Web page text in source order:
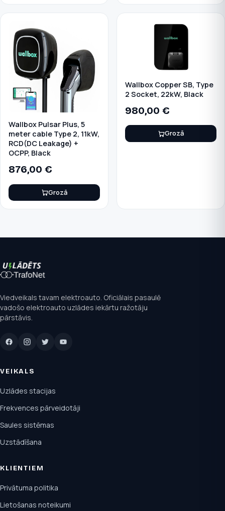
Wallbox Pulsar Plus, 5
meter cable Type 2, 11kW,
RCD(DC Leakage) +
OCPP, Black
876,00 €
Grozā
Wallbox Copper SB, Type
2 Socket, 22kW, Black
980,00 €
Grozā
Viedveikals tavam elektroauto. Oficiālais pasaulē
vadošo elektroauto uzlādes iekārtu ražotāju
pārstāvis.
VEIKALS
Uzlādes stacijas
Frekvences pārveidotāji
Saules sistēmas
Uzstādīšana
KLIENTIEM
Privātuma politika
Lietošanas noteikumi